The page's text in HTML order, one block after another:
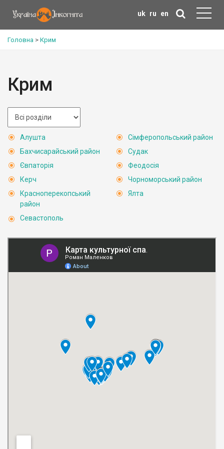
uk ru en
Головна > Крим
Крим
Алушта
Бахчисарайський район
Євпаторія
Керч
Красноперекопський
район
Севастополь
Сімферопольський район
Судак
Феодосія
Чорноморський район
Ялта